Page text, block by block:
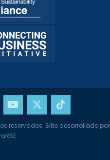
reservados. Sitio desarrollado por